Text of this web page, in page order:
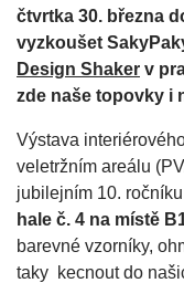
čtvrtka 30. března
vyzkoušet
Design Shaker v
zde naše topovky i
Výstava
veletržním areálu
jubilejním 10.
hale č. 4 na místě
barevné vzorníky,
taky kecnout do